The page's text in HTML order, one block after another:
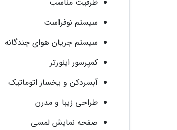
سیستم نوفراست
سیستم جریان هوای چندگانه
کمپرسور اینورتر
آبسردکن و یخساز اتوماتیک
طراحی زیبا و مدرن
صفحه نمایش لمسی